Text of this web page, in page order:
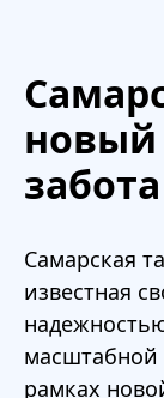
новый
Самарская
известная
рамках